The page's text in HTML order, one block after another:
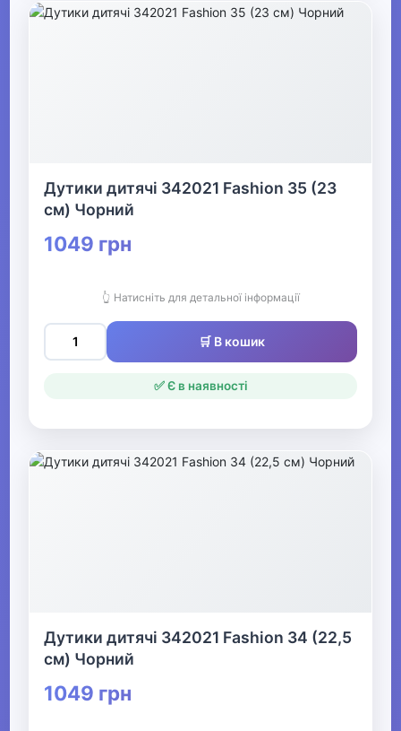
Дутики дитячі 342021 Fashion 35 (23
см) Чорний
1049 грн
👆 Натисніть для детальної інформації
🛒 В кошик
✅ Є в наявності
Дутики дитячі 342021 Fashion 34 (22,5
см) Чорний
1049 грн